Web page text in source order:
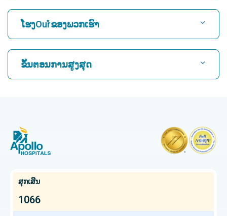
ຊອກຫາໂຮງ ໝໍ
ຊອກຫາແພດຫົວໃຈ
ຊອກຫາແພດຊ່ຽວຊານດ້ານກະດູກ
ຊອກຫາແພດຊ່ຽວຊານດ້ານກະເພາະອາຫານ
ໂຮງOurໍຂອງພວກເຮົາ
ໂຮງໝໍທີ່ດີທີ່ສຸດໃນ Greams Road, Chennai
ໂຮງໝໍທີ່ດີທີ່ສຸດໃນ Teynampet, Chennai
ໂຮງໝໍທີ່ດີທີ່ສຸດໃນ OMR, Chennai
ໂຮງໝໍມະເຮັງທີ່ດີທີ່ສຸດໃນ Bhat, Gandhinagar, Ahmedabad
ໂຮງໝໍມະເຮັງທີ່ດີທີ່ສຸດໃນເມືອງອີເລັກໂທຣນິກ, ບັງກາລໍ
ຂັ້ນຕອນການສູງສຸດ
Laparoscopic Cholecystectomy
ການຕັດມົດລູກ
Kidney Transplant
Extracorporeal Shockwave Lithotripsy
ສຸກເສີນ
1066